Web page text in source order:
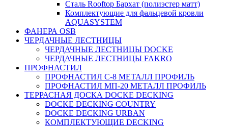
Сталь Rooftop Бархат (полиэстер матт)
Комплектующие для фальцевой кровли
AQUASYSTEM
ФАНЕРА OSB
ЧЕРДАЧНЫЕ ЛЕСТНИЦЫ
ЧЕРДАЧНЫЕ ЛЕСТНИЦЫ DOCKE
ЧЕРДАЧНЫЕ ЛЕСТНИЦЫ FAKRO
ПРОФНАСТИЛ
ПРОФНАСТИЛ C-8 МЕТАЛЛ ПРОФИЛЬ
ПРОФНАСТИЛ МП-20 МЕТАЛЛ ПРОФИЛЬ
ТЕРРАСНАЯ ДОСКА DOCKE DECKING
DOCKE DECKING COUNTRY
DOCKE DECKING URBAN
КОМПЛЕКТУЮЩИЕ DECKING